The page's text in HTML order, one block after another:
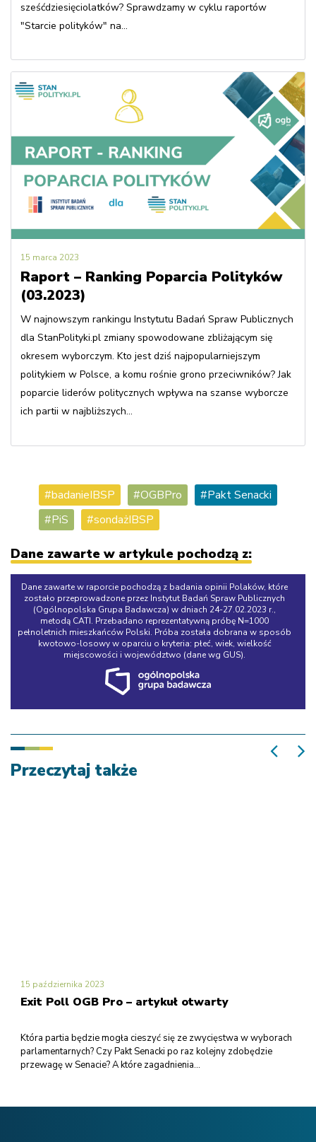
sześćdziesięciolatków? Sprawdzamy w cyklu raportów
"Starcie polityków" na...
15 marca 2023
Raport – Ranking Poparcia Polityków
(03.2023)
W najnowszym rankingu Instytutu Badań Spraw Publicznych
dla StanPolityki.pl zmiany spowodowane zbliżającym się
okresem wyborczym. Kto jest dziś najpopularniejszym
politykiem w Polsce, a komu rośnie grono przeciwników? Jak
poparcie liderów politycznych wpływa na szanse wyborcze
ich partii w najbliższych...
badanieIBSP OGBPro
Pakt Senacki
PiS
sondażIBSP
Dane zawarte w artykule pochodzą z:
Dane zawarte w raporcie pochodzą z badania opinii Polaków, które
zostało przeprowadzone przez Instytut Badań Spraw Publicznych
(Ogólnopolska Grupa Badawcza) w dniach 24-27.02.2023 r.,
metodą CATI. Przebadano reprezentatywną próbę N=1000
pełnoletnich mieszkańców Polski. Próba została dobrana w sposób
kwotowo-losowy w oparciu o kryteria: płeć, wiek, wielkość
miejscowości i województwo (dane wg GUS).
Przeczytaj także
15 października 2023
Exit Poll OGB Pro – artykuł otwarty
Która partia będzie mogła cieszyć się ze zwycięstwa w wyborach
parlamentarnych? Czy Pakt Senacki po raz kolejny zdobędzie
przewagę w Senacie? A które zagadnienia...